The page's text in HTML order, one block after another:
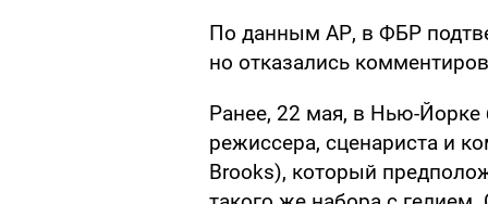
По данным АР, в ФБР
но отказались
Ранее, 22 мая, в Нью-Йорке
режиссера, сценариста и
Brooks), который